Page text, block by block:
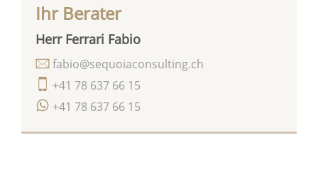
Ihr Berater
Herr Ferrari Fabio
+41 78 637 66 15
+41 78 637 66 15
fabio@sequoiaconsulting.ch